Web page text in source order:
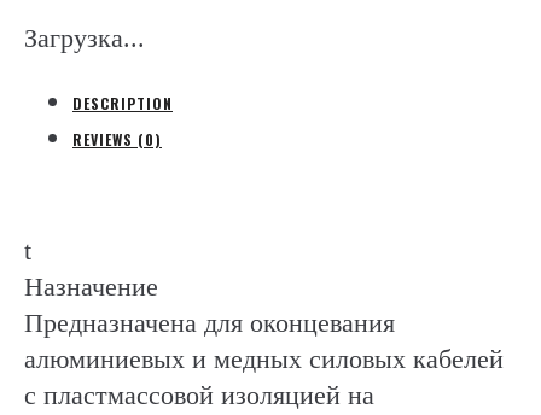
(Raychem)
Загрузка...
DESCRIPTION
REVIEWS (0)
t
Назначение
Предназначена для оконцевания
алюминиевых и медных силовых кабелей
с пластмассовой изоляцией на